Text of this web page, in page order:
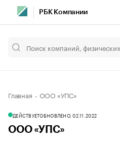
РБК Компании
Главная ООО «УПС»
ДЕЙСТВУЕТОБНОВЛЕНО, 02.11.2022
ООО «УПС»